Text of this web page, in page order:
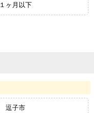
１ヶ月以下
逗子市